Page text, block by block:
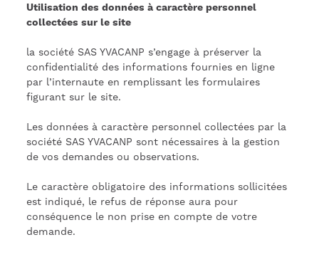
Utilisation des données à caractère personnel
collectées sur le site
la société SAS YVACANP s’engage à préserver la
confidentialité des informations fournies en ligne
par l’internaute en remplissant les formulaires
figurant sur le site.
Les données à caractère personnel collectées par la
société SAS YVACANP sont nécessaires à la gestion
de vos demandes ou observations.
Le caractère obligatoire des informations sollicitées
est indiqué, le refus de réponse aura pour
conséquence le non prise en compte de votre
demande.